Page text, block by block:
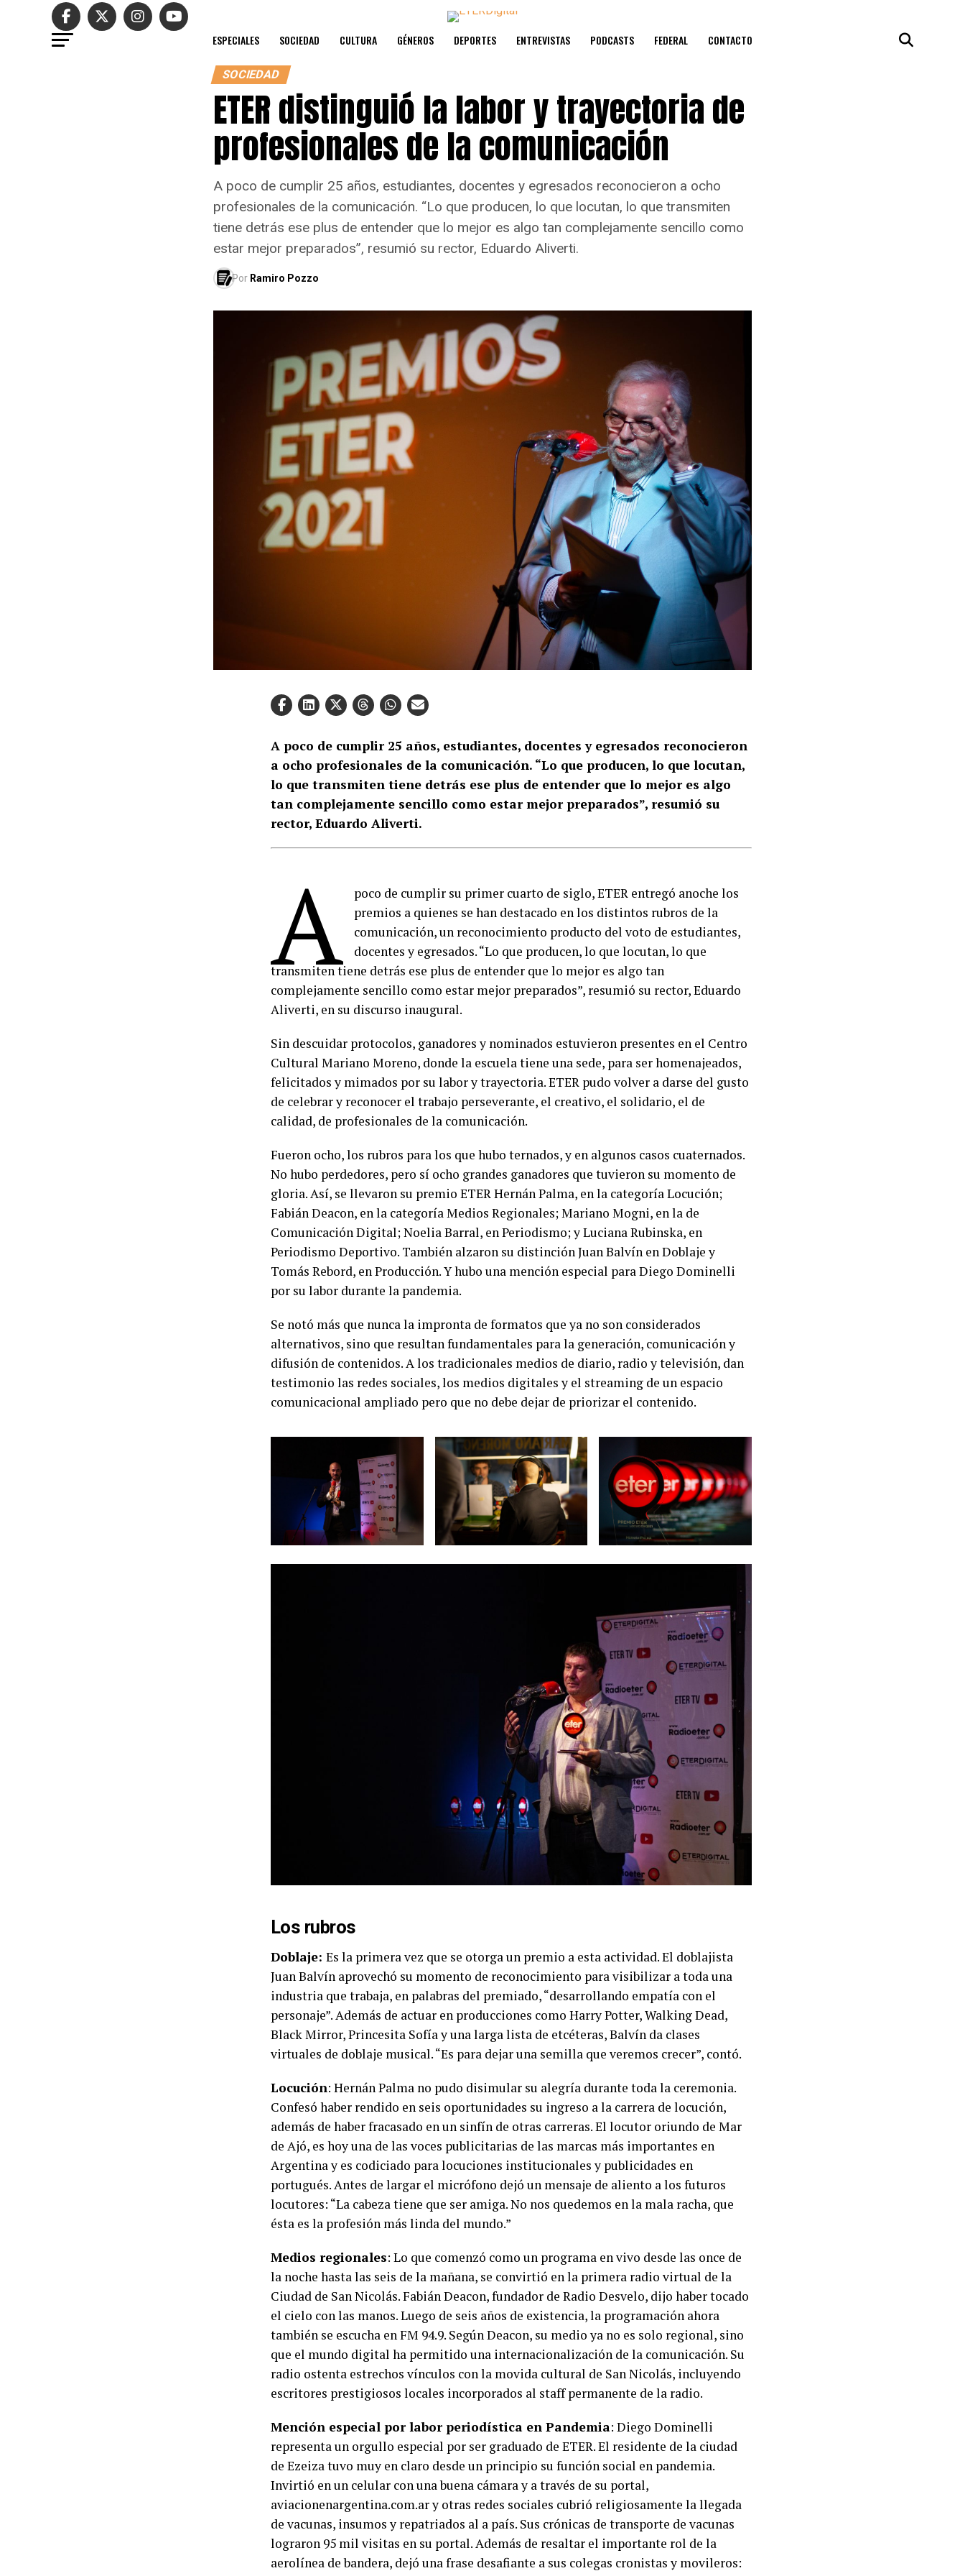
ESPECIALES SOCIEDAD CULTURA GÉNEROS DEPORTES ENTREVISTAS PODCASTS FEDERAL CONTACTO
SOCIEDAD
ETER distinguió la labor y trayectoria de
profesionales de la comunicación
A poco de cumplir 25 años, estudiantes, docentes y egresados reconocieron a ocho
profesionales de la comunicación. “Lo que producen, lo que locutan, lo que transmiten
tiene detrás ese plus de entender que lo mejor es algo tan complejamente sencillo como
estar mejor preparados”, resumió su rector, Eduardo Aliverti.
Por Ramiro Pozzo
A poco de cumplir 25 años, estudiantes, docentes y egresados reconocieron
a ocho profesionales de la comunicación. “Lo que producen, lo que locutan,
lo que transmiten tiene detrás ese plus de entender que lo mejor es algo
tan complejamente sencillo como estar mejor preparados”, resumió su
rector, Eduardo Aliverti.
A
poco de cumplir su primer cuarto de siglo, ETER entregó anoche los
premios a quienes se han destacado en los distintos rubros de la
comunicación, un reconocimiento producto del voto de estudiantes,
docentes y egresados. “Lo que producen, lo que locutan, lo que
transmiten tiene detrás ese plus de entender que lo mejor es algo tan
complejamente sencillo como estar mejor preparados”, resumió su rector, Eduardo
Aliverti, en su discurso inaugural.
Sin descuidar protocolos, ganadores y nominados estuvieron presentes en el Centro
Cultural Mariano Moreno, donde la escuela tiene una sede, para ser homenajeados,
felicitados y mimados por su labor y trayectoria. ETER pudo volver a darse del gusto
de celebrar y reconocer el trabajo perseverante, el creativo, el solidario, el de
calidad, de profesionales de la comunicación.
Fueron ocho, los rubros para los que hubo ternados, y en algunos casos cuaternados.
No hubo perdedores, pero sí ocho grandes ganadores que tuvieron su momento de
gloria. Así, se llevaron su premio ETER Hernán Palma, en la categoría Locución;
Fabián Deacon, en la categoría Medios Regionales; Mariano Mogni, en la de
Comunicación Digital; Noelia Barral, en Periodismo; y Luciana Rubinska, en
Periodismo Deportivo. También alzaron su distinción Juan Balvín en Doblaje y
Tomás Rebord, en Producción. Y hubo una mención especial para Diego Dominelli
por su labor durante la pandemia.
Se notó más que nunca la impronta de formatos que ya no son considerados
alternativos, sino que resultan fundamentales para la generación, comunicación y
difusión de contenidos. A los tradicionales medios de diario, radio y televisión, dan
testimonio las redes sociales, los medios digitales y el streaming de un espacio
comunicacional ampliado pero que no debe dejar de priorizar el contenido.
Los rubros
Doblaje: Es la primera vez que se otorga un premio a esta actividad. El doblajista
Juan Balvín aprovechó su momento de reconocimiento para visibilizar a toda una
industria que trabaja, en palabras del premiado, “desarrollando empatía con el
personaje”. Además de actuar en producciones como Harry Potter, Walking Dead,
Black Mirror, Princesita Sofía y una larga lista de etcéteras, Balvín da clases
virtuales de doblaje musical. “Es para dejar una semilla que veremos crecer”, contó.
Locución: Hernán Palma no pudo disimular su alegría durante toda la ceremonia.
Confesó haber rendido en seis oportunidades su ingreso a la carrera de locución,
además de haber fracasado en un sinfín de otras carreras. El locutor oriundo de Mar
de Ajó, es hoy una de las voces publicitarias de las marcas más importantes en
Argentina y es codiciado para locuciones institucionales y publicidades en
portugués. Antes de largar el micrófono dejó un mensaje de aliento a los futuros
locutores: “La cabeza tiene que ser amiga. No nos quedemos en la mala racha, que
ésta es la profesión más linda del mundo.”
Medios regionales: Lo que comenzó como un programa en vivo desde las once de
la noche hasta las seis de la mañana, se convirtió en la primera radio virtual de la
Ciudad de San Nicolás. Fabián Deacon, fundador de Radio Desvelo, dijo haber tocado
el cielo con las manos. Luego de seis años de existencia, la programación ahora
también se escucha en FM 94.9. Según Deacon, su medio ya no es solo regional, sino
que el mundo digital ha permitido una internacionalización de la comunicación. Su
radio ostenta estrechos vínculos con la movida cultural de San Nicolás, incluyendo
escritores prestigiosos locales incorporados al staff permanente de la radio.
Mención especial por labor periodística en Pandemia: Diego Dominelli
representa un orgullo especial por ser graduado de ETER. El residente de la ciudad
de Ezeiza tuvo muy en claro desde un principio su función social en pandemia.
Invirtió en un celular con una buena cámara y a través de su portal,
aviacionenargentina.com.ar y otras redes sociales cubrió religiosamente la llegada
de vacunas, insumos y repatriados al a país. Sus crónicas de transporte de vacunas
lograron 95 mil visitas en su portal. Además de resaltar el importante rol de la
aerolínea de bandera, dejó una frase desafiante a sus colegas cronistas y movileros: